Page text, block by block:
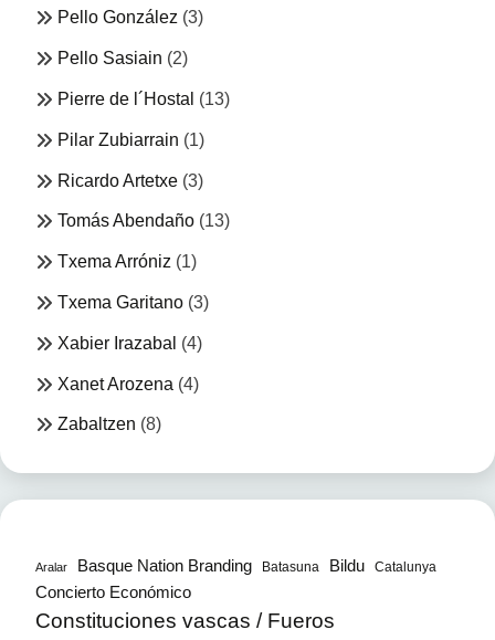
Pello González (3)
Pello Sasiain (2)
Pierre de l´Hostal (13)
Pilar Zubiarrain (1)
Ricardo Artetxe (3)
Tomás Abendaño (13)
Txema Arróniz (1)
Txema Garitano (3)
Xabier Irazabal (4)
Xanet Arozena (4)
Zabaltzen (8)
Aralar Basque Nation Branding Batasuna Bildu Catalunya
Concierto Económico
Constituciones vascas / Fueros